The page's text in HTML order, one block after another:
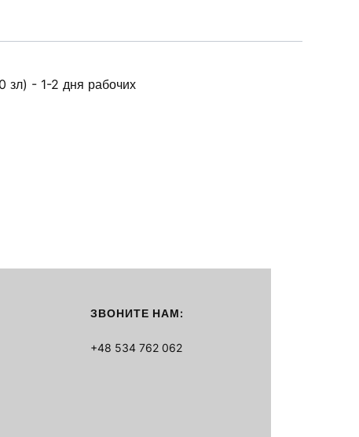
зл) - 1-2 дня рабочих
ЗВОНИТЕ НАМ:
+48 534 762 062